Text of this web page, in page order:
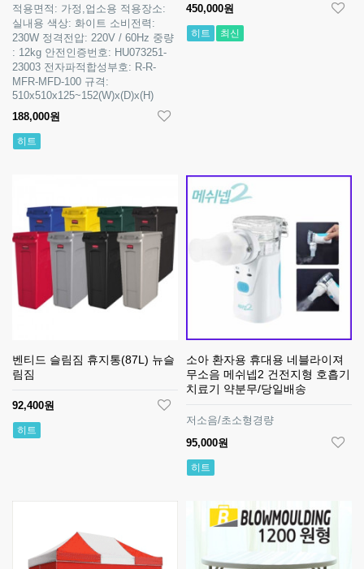
적용면적: 가정,업소용 적용장소:
실내용 색상: 화이트 소비전력:
230W 정격전압: 220V / 60Hz 중량
: 12kg 안전인증번호: HU073251-
23003 전자파적합성부호: R-R-
MFR-MFD-100 규격:
510x510x125~152(W)x(D)x(H)
188,000원
히트
450,000원
히트 최신
벤티드 슬림짐 휴지통(87L) 뉴슬
림짐
92,400원
히트
소아 환자용 휴대용 네블라이져
무소음 메쉬넵2 건전지형 호흡기
치료기 약분무/당일배송
저소음/초소형경량
95,000원
히트